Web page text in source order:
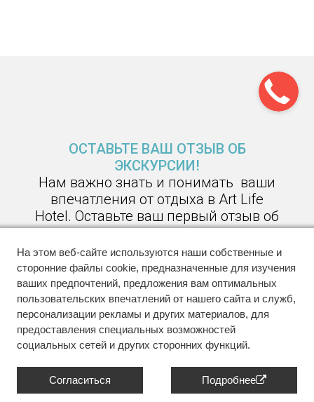
ОСТАВЬТЕ ВАШ ОТЗЫВ ОБ
ЭКСКУРСИИ!
Нам важно знать и понимать ваши
впечатления от отдыха в Art Life
Hotel. Оставьте ваш первый отзыв об
отдыхе в нашем отеле и мы
поделимся им в наших каналах
связи!
Ждем ваш отзыв!
На этом веб-сайте используются наши собственные и
сторонние файлы cookie, предназначенные для изучения
ваших предпочтений, предложения вам оптимальных
пользовательских впечатлений от нашего сайта и служб,
персонализации рекламы и других материалов, для
предоставления специальных возможностей
социальных сетей и других сторонних функций.
Согласиться Подробнее